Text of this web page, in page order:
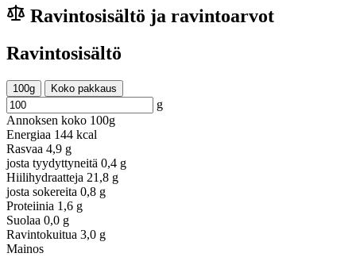
Ravintosisältö ja ravintoarvot
Ravintosisältö
100g Koko pakkaus
g
Annoksen koko 100g
Energiaa 144 kcal
Rasvaa 4,9 g
josta tyydyttyneitä 0,4 g
Hiilihydraatteja 21,8 g
josta sokereita 0,8 g
Proteiinia 1,6 g
Suolaa 0,0 g
Ravintokuitua 3,0 g
Mainos